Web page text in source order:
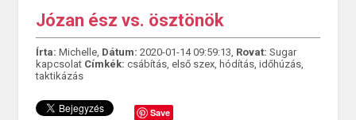
Józan ész vs. ösztönök
Írta: Michelle, Dátum: 2020-01-14 09:59:13, Rovat: Sugar
kapcsolat Címkék: csábítás, első szex, hódítás, időhúzás,
taktikázás
Save